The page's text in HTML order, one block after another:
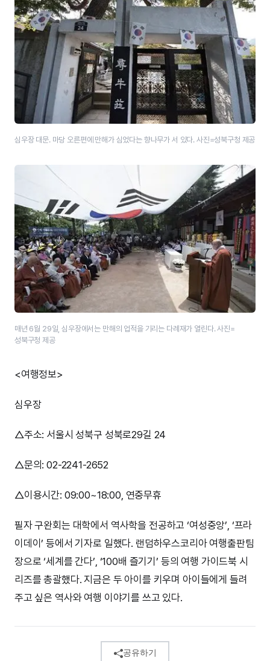
심우장 대문. 마당 오른편에 만해가 심었다는 향나무가 서 있다. 사진=성북구청 제공
매년 6월 29일, 심우장에서는 만해의 업적을 기리는 다례재가 열린다. 사진=
성북구청 제공
<여행정보>
심우장
△주소: 서울시 성북구 성북로29길 24
△문의: 02-2241-2652
△이용시간: 09:00~18:00, 연중무휴
필자 구완회는 대학에서 역사학을 전공하고 ‘여성중앙’, ‘프라
이데이’ 등에서 기자로 일했다. 랜덤하우스코리아 여행출판팀
장으로 ‘세계를 간다’, ‘100배 즐기기’ 등의 여행 가이드북 시
리즈를 총괄했다. 지금은 두 아이를 키우며 아이들에게 들려
주고 싶은 역사와 여행 이야기를 쓰고 있다.
공유하기